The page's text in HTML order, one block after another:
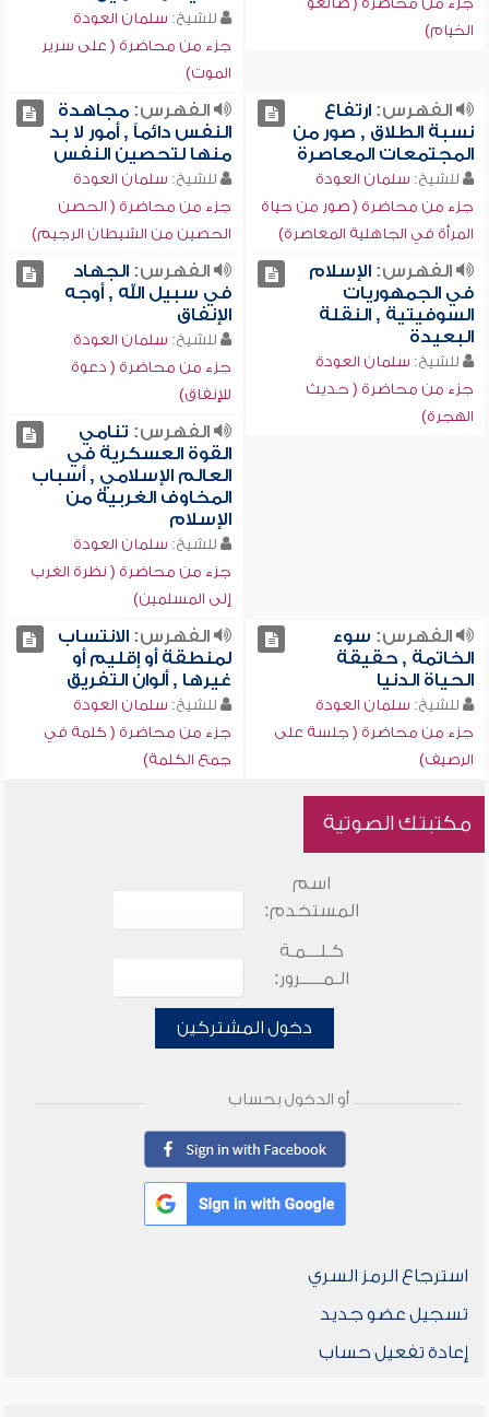
الخيام)
للشيخ: سلمان العودة
جزء من محاضرة ( على سرير
الموت)
الفهرس:ارتفاع
نسبة الطلاق , صور من
المجتمعات المعاصرة
للشيخ: سلمان العودة
جزء من محاضرة ( صور من حياة
المرأة في الجاهلية المعاصرة)
الفهرس:مجاهدة
النفس دائماً , أمور لا بد
منها لتحصين النفس
للشيخ: سلمان العودة
جزء من محاضرة ( الحصن
الحصين من الشيطان الرجيم)
الفهرس:الإسلام
في الجمهوريات
السوفيتية , النقلة
البعيدة
للشيخ: سلمان العودة
جزء من محاضرة ( حديث
الهجرة)
الفهرس:الجهاد
في سبيل الله , أوجه
الإنفاق
للشيخ: سلمان العودة
جزء من محاضرة ( دعوة
للإنفاق)
الفهرس: تنامي
القوة العسكرية في
العالم الإسلامي , أسباب
المخاوف الغربية من
الإسلام
للشيخ: سلمان العودة
جزء من محاضرة ( نظرة الغرب
إلى المسلمين)
الفهرس: سوء
الخاتمة , حقيقة
الحياة الدنيا
للشيخ: سلمان العودة
جزء من محاضرة ( جلسة على
الرصيف)
الفهرس:الانتساب
لمنطقة أو إقليم أو
غيرها , ألوان التفريق
للشيخ: سلمان العودة
جزء من محاضرة ( كلمة في
جمع الكلمة)
مكتبتك الصوتية
اسم
المستخدم:
كـلـــمـة
الـمـــــرور:
دخول المشتركين
أو الدخول بحساب
استرجاع الرمز السري
تسجيل عضو جديد
إعادة تفعيل حساب